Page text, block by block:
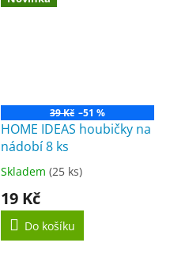
pohyblivosti kloubů a...
39 Kč –51 %
HOME IDEAS houbičky na
nádobí 8 ks
Průměrné
produktu
5,0
Skladem (25 ks)
19 Kč
Do košíku